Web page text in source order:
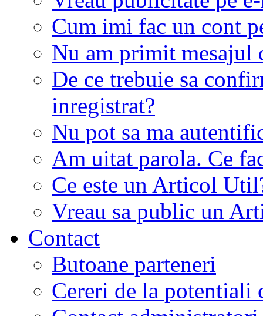
Cum imi fac un cont
Nu am primit mesajul
De ce trebuie sa
inregistrat?
Nu pot sa ma
Am uitat parola. Ce
Ce este un Articol
Vreau sa public un
Contact
Butoane parteneri
Cereri de la potentiali